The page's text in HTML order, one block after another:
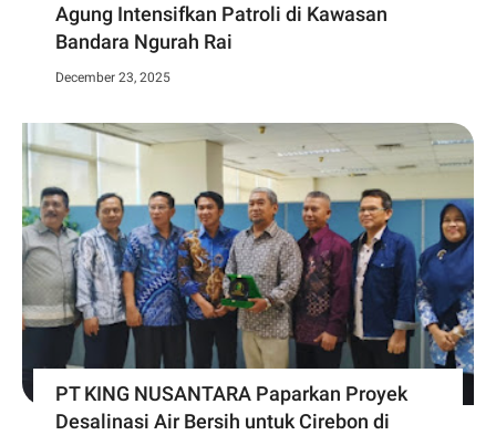
Agung Intensifkan Patroli di Kawasan
Bandara Ngurah Rai
December 23, 2025
PT KING NUSANTARA Paparkan Proyek
Desalinasi Air Bersih untuk Cirebon di